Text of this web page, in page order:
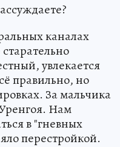
каналах
увлекается
правильно, но
За мальчика
Нам
в "гневных
перестройкой.